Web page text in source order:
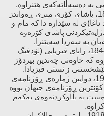
بە دەسەڵاتەكەی هێنراوە.
- ڕۆژی 20ی شوباتی ساڵی 1815، پاشای كۆری میری ڕەواندز
لە سێدارە دا كە مام ‌و
پاشای كۆرەوە
بە سەردا سەپێنرا.
- ڕۆژی 20ی شوباتی ساڵی 1844، زانای فیزیایی (لۆدفیگ
كە خاوەنی چەندین بیردۆز
زانستی فیزیادا.
- ڕۆژی 20ی شوباتی ساڵی 1911، دوایین ژمارەی ڕۆژنامەی
ڕۆژنامەی جیهان بووە
لە ساڵی 713 دا دەست بە بڵاوكردنەوەی یەكەم